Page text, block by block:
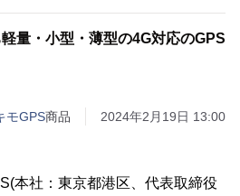
量・小型・薄型の4G対応のGPS
モGPS商品 2024年2月19日 13:00
本社：東京都港区、代表取締役